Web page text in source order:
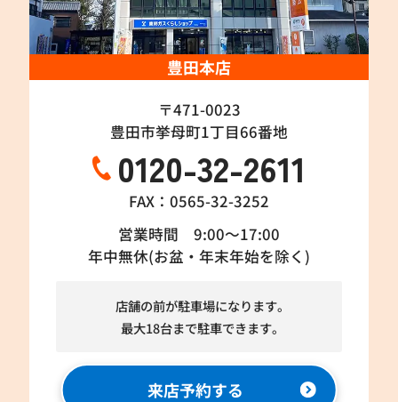
豊田本店
〒471-0023
豊田市挙母町1丁目66番地
0120-32-2611
FAX：0565-32-3252
営業時間 9:00～17:00
年中無休(お盆・年末年始を除く)
店舗の前が駐車場になります。
最大18台まで駐車できます。
来店予約する